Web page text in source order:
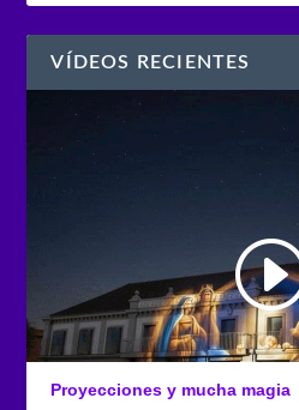
VÍDEOS RECIENTES
Proyecciones y mucha magia